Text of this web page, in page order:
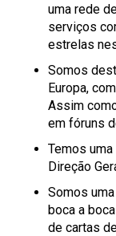
uma rede
serviços
estrelas
Somos
Europa,
Assim
em fóruns
Temos
Direção
Somos
boca a
de cartas